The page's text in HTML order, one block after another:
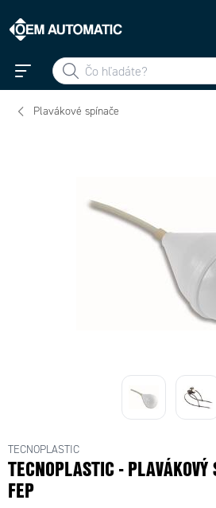
Plavákové spínače
TECNOPLASTIC
TECNOPLASTIC -
FEP